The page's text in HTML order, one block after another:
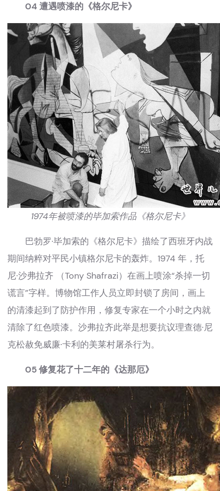
04 遭遇喷漆的《格尔尼卡》
1974年被喷漆的毕加索作品《格尔尼卡》
巴勃罗·毕加索的《格尔尼卡》描绘了西班牙内战
期间纳粹对平民小镇格尔尼卡的轰炸。1974 年，托
尼·沙弗拉齐 （Tony Shafrazi）在画上喷涂“杀掉一切
谎言”字样。博物馆工作人员立即封锁了房间，画上
的清漆起到了防护作用，修复专家在一个小时之内就
清除了红色喷漆。沙弗拉齐此举是想要抗议理查德·尼
克松赦免威廉·卡利的美莱村屠杀行为。
05 修复花了十二年的《达那厄》